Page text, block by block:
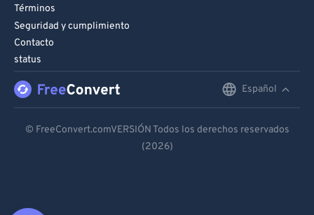
Términos
Seguridad y cumplimiento
Contacto
status
Español
Español
© FreeConvert.comVERSIÓN Todos los derechos reservados
(2026)